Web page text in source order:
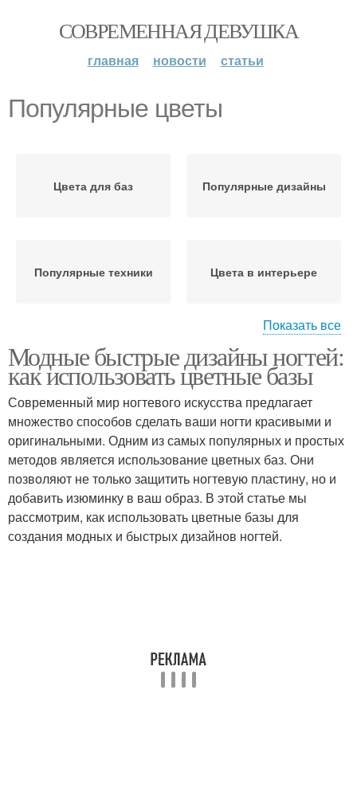
СОВРЕМЕННАЯ ДЕВУШКА
главная новости статьи
Популярные цветы
Цвета для баз Популярные дизайны
Популярные техники Цвета в интерьере
Цветы в интерьерном
дизайне
Предыдущие цветы
Цвета для женских
пальто
Популярные цвета
Цвета на пуховиках Популярные узоры
Показать все
Модные быстрые дизайны ногтей:
как использовать цветные базы
Современный мир ногтевого искусства предлагает
множество способов сделать ваши ногти красивыми и
оригинальными. Одним из самых популярных и простых
методов является использование цветных баз. Они
позволяют не только защитить ногтевую пластину, но и
добавить изюминку в ваш образ. В этой статье мы
рассмотрим, как использовать цветные базы для
создания модных и быстрых дизайнов ногтей.